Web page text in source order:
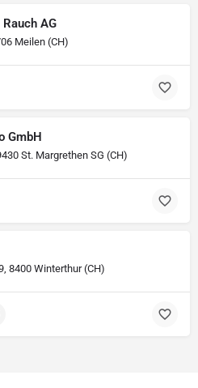
AG
Meilen (CH)
GmbH
St. Margrethen SG (CH)
8400 Winterthur (CH)